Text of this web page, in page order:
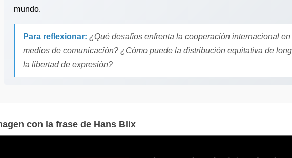
mundo.
Para reflexionar: ¿Qué desafíos enfrenta la cooperación internacional
medios de comunicación? ¿Cómo puede la distribución equitativa de
la libertad de expresión?
con la frase de Hans Blix